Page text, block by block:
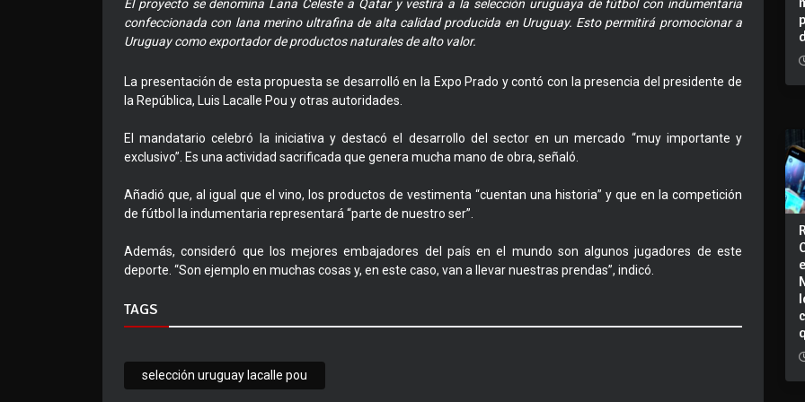
El proyecto se denomina Lana Celeste a Qatar y vestirá a la selección uruguaya de fútbol con indumentaria
confeccionada con lana merino ultrafina de alta calidad producida en Uruguay. Esto permitirá promocionar a
Uruguay como exportador de productos naturales de alto valor.
La presentación de esta propuesta se desarrolló en la Expo Prado y contó con la presencia del presidente de
la República, Luis Lacalle Pou y otras autoridades.
El mandatario celebró la iniciativa y destacó el desarrollo del sector en un mercado “muy importante y
exclusivo”. Es una actividad sacrificada que genera mucha mano de obra, señaló.
Añadió que, al igual que el vino, los productos de vestimenta “cuentan una historia” y que en la competición
de fútbol la indumentaria representará “parte de nuestro ser”.
Además, consideró que los mejores embajadores del país en el mundo son algunos jugadores de este
deporte. “Son ejemplo en muchas cosas y, en este caso, van a llevar nuestras prendas”, indicó.
TAGS
selección uruguay lacalle pou